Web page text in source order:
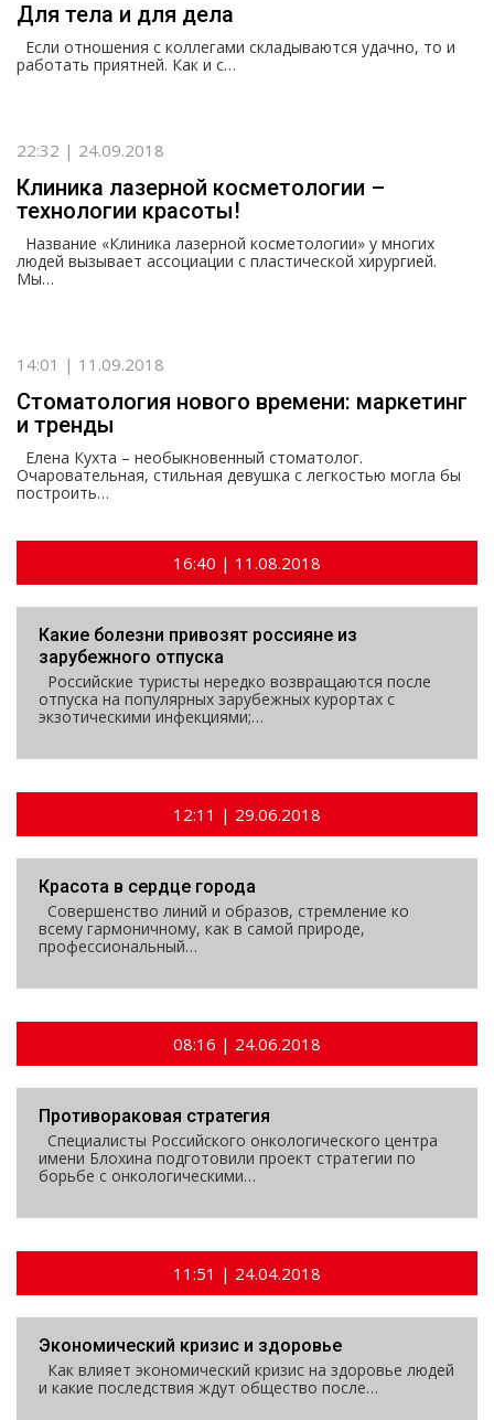
Для тела и для дела
Если отношения с коллегами складываются удачно, то и
работать приятней. Как и с…
22:32 | 24.09.2018
Клиника лазерной косметологии –
технологии красоты!
Название «Клиника лазерной косметологии» у многих
людей вызывает ассоциации с пластической хирургией.
Мы…
14:01 | 11.09.2018
Стоматология нового времени: маркетинг
и тренды
Елена Кухта – необыкновенный стоматолог.
Очаровательная, стильная девушка с легкостью могла бы
построить…
16:40 | 11.08.2018
Какие болезни привозят россияне из
зарубежного отпуска
Российские туристы нередко возвращаются после
отпуска на популярных зарубежных курортах с
экзотическими инфекциями;…
12:11 | 29.06.2018
Красота в сердце города
Совершенство линий и образов, стремление ко
всему гармоничному, как в самой природе,
профессиональный…
08:16 | 24.06.2018
Противораковая стратегия
Специалисты Российского онкологического центра
имени Блохина подготовили проект стратегии по
борьбе с онкологическими…
11:51 | 24.04.2018
Экономический кризис и здоровье
Как влияет экономический кризис на здоровье людей
и какие последствия ждут общество после…